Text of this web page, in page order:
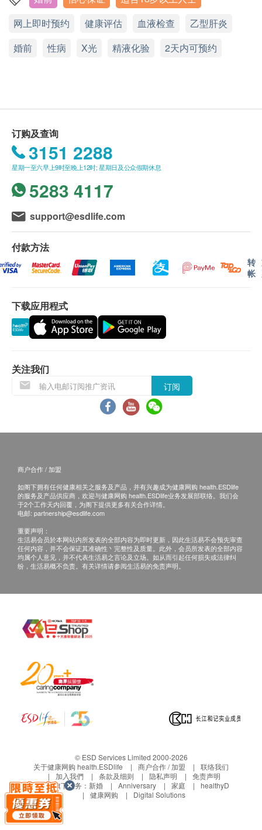
脉搏率
体重
血液检查
红细胞平均体积
单核细胞
红细胞比容
中性白血球
血型及Rh因子
血小板数目
红血球沉降率
红血球平均血红素浓度
泌尿情况
小便血
小便颜色
小便晶体
透明柱体
小便黏丝
小便透明度
小便葡萄糖
小便亚硝酸盐
小便胆质原
小便胆红素
小便上皮细胞
小便酮
乙型肝炎表面抗原
梅毒血清測試
详细检查报告连医生注解
请注意：新冠疫苗前健康检查进行前不会有医生评
估，所有健康检查/服务并非作为医务诊断或治疗
用途，医护人员不会为客人提供任何新冠疫苗建议
或选择。
订购一经确认，不设更改已订购的计划，转让给第
三者及／或退款。
所有体格检查并非作为医务诊断或治疗用途。
心保留最后决定权。
报告：
进行健康检查后，一般情况下，需大概4-6 个工作天
跟进检查报告，工作天不包括星期六、日及公众假
期。轮侯报告讲解时间会因应不同情况(如个别化验专
查包含详细书面验身报告。
所有健康检查/服务并非作为医务诊断或治疗用
途。当阁下身体健康出现任何疾病征兆时，应立即
咨询有认可资格的医生，作出诊断及治疗。
本服务/产品由商户提供。生活易【健康网购
网购health.ESDlife概不负责。一切有关的索偿或
查询，须向提供服务之体检中心或商户提出。
显示地图
星期一至六：9:00a.m. – 18:30p.m.
网上即时预约
健康评估 血液检查
乙型肝炎
婚前
性病 X光 精液化验 2天内可预约
订购及查询
3151 2288
星期一至六早上9时至晚上12时; 星期日及公众假期休息
5283 4117
support@esdlife.com
付款方法
转
帐
下载应用程式
关注我们
订阅
商户合作 / 加盟
如阁下拥有任何健康相关之服务及产品，并有兴趣成为健康网购 health.ESDlife
的服务及产品供应商，欢迎与健康网购 health.ESDlife业务发展部联络。我们会
于2个工作天内回覆，为阁下提供更多有关合作详情。
电邮: partnership@esdlife.com
重要声明：
生活易会员於本网站内所发表的全部内容为即时更新，因此生活易不会预先审查
任何内容，并不会保证其准确性丶完整性及质量。此外，会员所发表的全部内容
均属个人意见，并不代表生活易之言论及立场。如从而引起任何损失或法律纠
纷，生活易概不负责。有关详情请参阅生活易的免责声明。
© ESD Services Limited 2000-2026
关于健康网购 health.ESDlife
商户合作 / 加盟
联络我们
加入我們
条款及细则 隐私声明
免责声明
生活易旗下业务： 新婚 Anniversary 家庭
healthyD
健康网购
Digital Solutions